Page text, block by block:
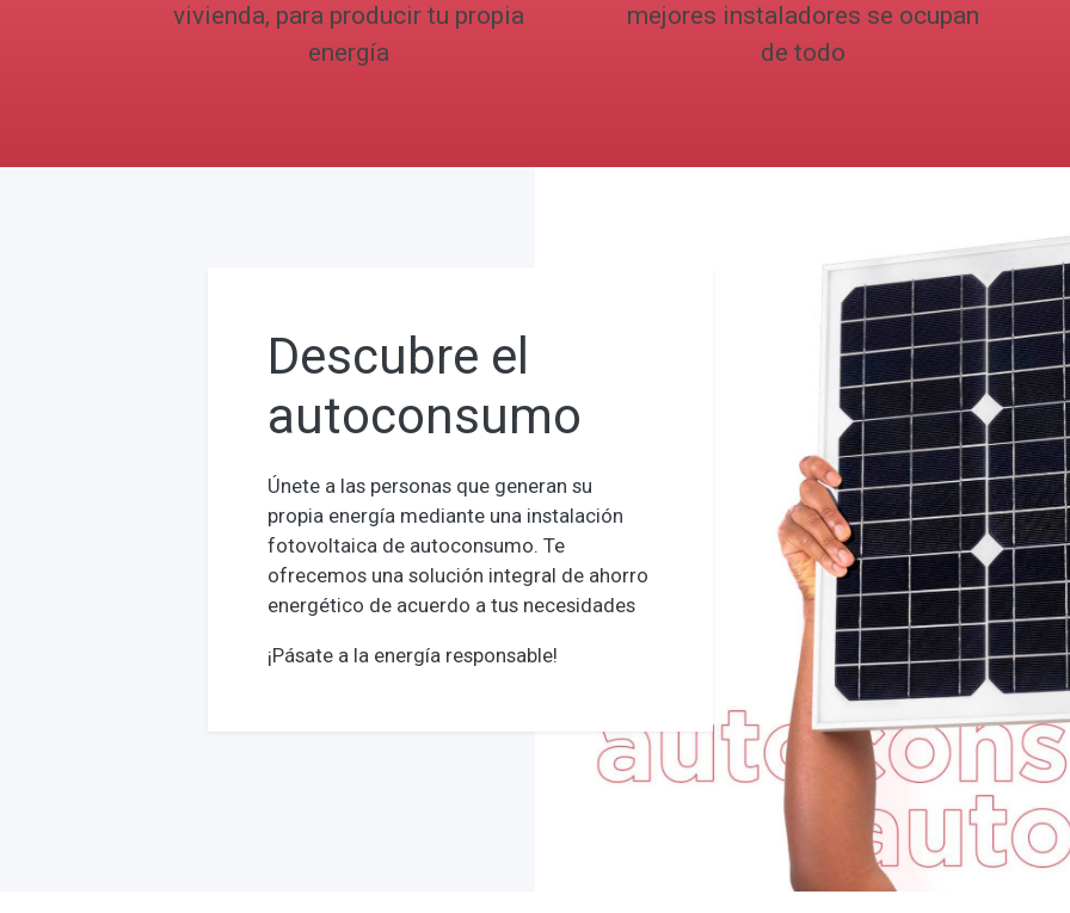
vivienda, para producir tu propia
energía
mejores instaladores se ocupan
de todo
Descubre el
autoconsumo
Únete a las personas que generan su
propia energía mediante una instalación
fotovoltaica de autoconsumo. Te
ofrecemos una solución integral de ahorro
energético de acuerdo a tus necesidades
¡Pásate a la energía responsable!